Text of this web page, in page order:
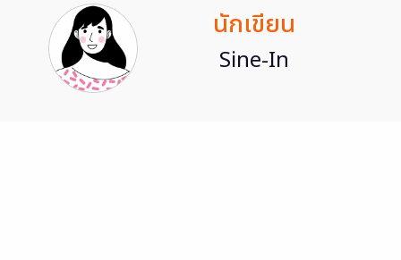
นักเขียน
Sine-In